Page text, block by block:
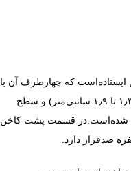
که چهارطرف آن با
تخته‌های چوبی به ضخامت ۰٫۵ تا ۰٫۷۵ اینچ (۱٫۳ تا ۱٫۹ سانتی‌متر) و سطح
شده‌است.در قسمت پشت کاخن
صدقرار دارد.